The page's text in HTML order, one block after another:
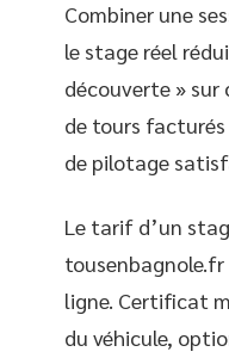
Combiner une
le stage réel
découverte »
de tours
de pilotage
Le tarif d’un
tousenbagnole.fr
ligne. Certificat
du véhicule,